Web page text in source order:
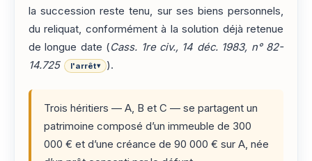
la succession reste tenu, sur ses biens personnels,
du reliquat, conformément à la solution déjà retenue
de longue date (Cass. 1re civ., 14 déc. 1983, n° 82-
14.725
l'arrêt▾ ).
Trois héritiers — A, B et C — se partagent un
patrimoine composé d’un immeuble de 300
000 € et d’une créance de 90 000 € sur A, née